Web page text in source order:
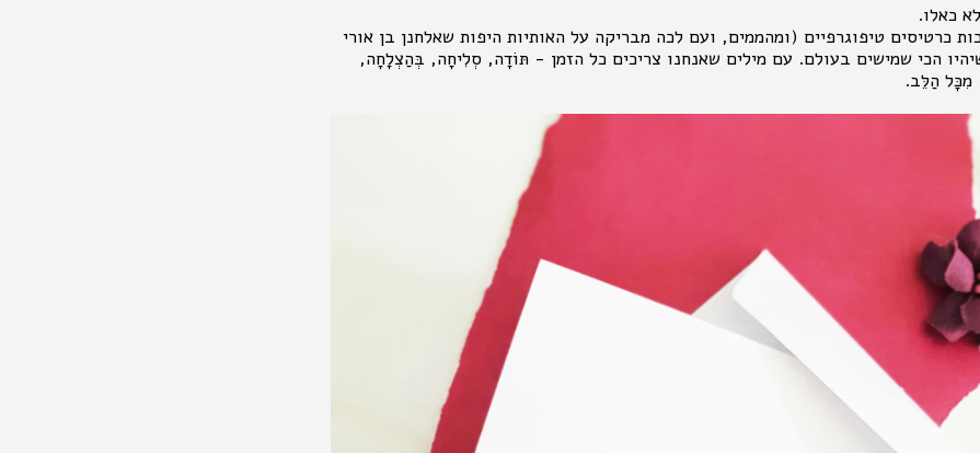
כאלו.
כרטיסים טיפוגרפיים (ומהממים, ועם לכה מבריקה על האותיות היפות שאלחנן בן אורי
הכי שמישים בעולם. עם מילים שאנחנו צריכים כל הזמן - תּוֹדָה, סְלִיחָה, בְּהַצְלָחָה,
מִכָּל הַלֵּב.